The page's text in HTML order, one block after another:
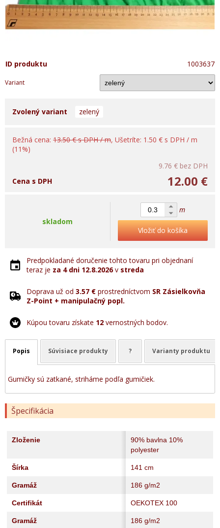
ID produktu 1003637
Variant
Zvolený variant zelený
Bežná cena: 13.50 € s DPH / m, Ušetríte: 1.50 € s DPH / m
(11%)
9.76 € bez DPH
12.00 €
Cena s DPH
skladom
m
Vložiť do košíka
Predpokladané doručenie tohto tovaru pri objednaní
teraz je za 4 dni 12.8.2026v streda
Doprava už od 3.57 € prostredníctvom SR Zásielkovňa
Z-Point + manipulačný popl.
Kúpou tovaru získate 12 vernostných bodov.
Popis Súvisiace produkty ? Varianty produktu
Gumičky sú zatkané, striháme podľa gumičiek.
Špecifikácia
Zloženie
90% bavlna 10%
polyester
Šírka 141 cm
Gramáž 186 g/m2
Certifikát OEKOTEX 100
Gramáž 186 g/m2